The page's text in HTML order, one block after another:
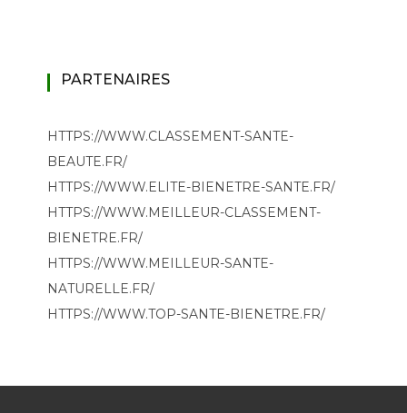
PARTENAIRES
HTTPS://WWW.CLASSEMENT-SANTE-
BEAUTE.FR/
HTTPS://WWW.ELITE-BIENETRE-SANTE.FR/
HTTPS://WWW.MEILLEUR-CLASSEMENT-
BIENETRE.FR/
HTTPS://WWW.MEILLEUR-SANTE-
NATURELLE.FR/
HTTPS://WWW.TOP-SANTE-BIENETRE.FR/